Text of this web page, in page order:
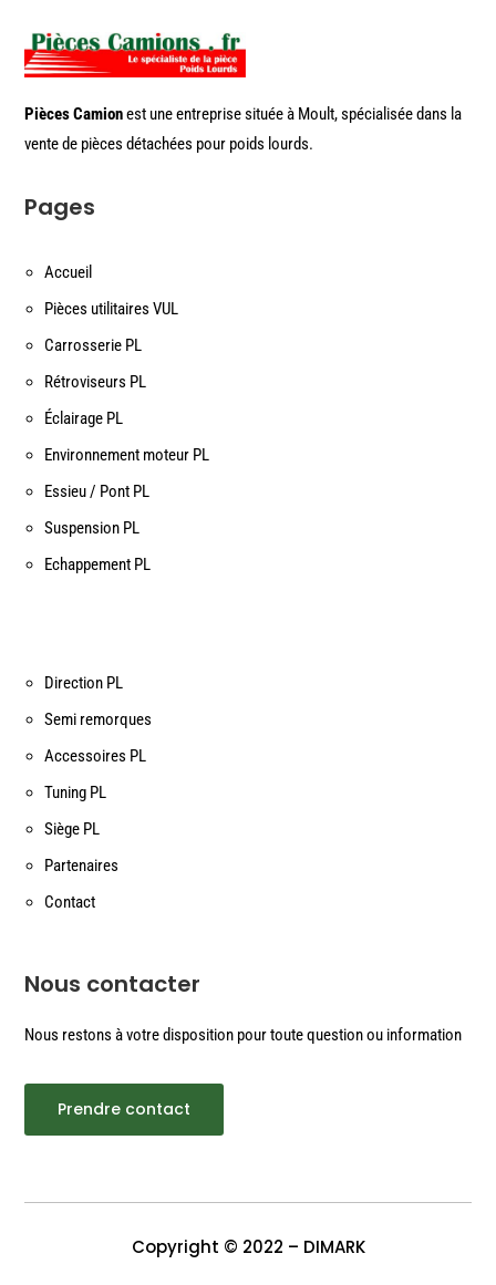
Pièces Camionest une entreprise située à Moult, spécialisée dans la
vente de pièces détachées pour poids lourds.
Pages
Accueil
Pièces utilitaires VUL
Carrosserie PL
Rétroviseurs PL
Éclairage PL
Environnement moteur PL
Essieu / Pont PL
Suspension PL
Echappement PL
Direction PL
Semi remorques
Accessoires PL
Tuning PL
Siège PL
Partenaires
Contact
Nous contacter
Nous restons à votre disposition pour toute question ou information
Prendre contact
Copyright © 2022 – DIMARK